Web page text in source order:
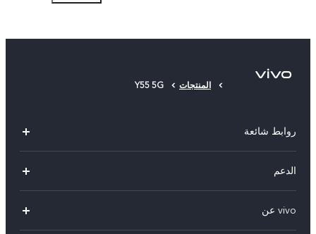
المنتجات Y55 5G
روابط شائعة
X300 (New)
X200 FE (New)
الدعم
مركز الخدمة
vivo عن